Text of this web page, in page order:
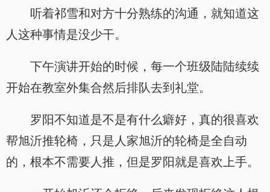
听着祁雪和对方十分熟练的沟通，就知道这
人这种事情是没少干。
下午演讲开始的时候，每一个班级陆陆续续
开始在教室外集合然后排队去到礼堂。
罗阳不知道是不是有什么癖好，真的很喜欢
帮旭沂推轮椅，只是人家旭沂的轮椅是全自动
的，根本不需要人推，但是罗阳就是喜欢上手。